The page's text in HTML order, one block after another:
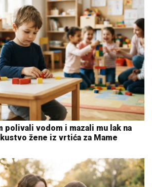
polivali vodom i mazali mu lak na
žene iz vrtića za Mame